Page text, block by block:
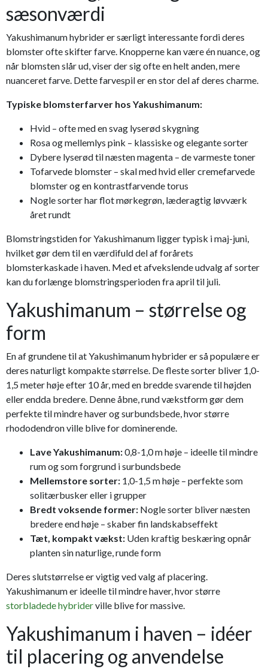
sæsonværdi
Yakushimanum hybrider er særligt interessante fordi deres
blomster ofte skifter farve. Knopperne kan være én nuance, og
når blomsten slår ud, viser der sig ofte en helt anden, mere
nuanceret farve. Dette farvespil er en stor del af deres charme.
Typiske blomsterfarver hos Yakushimanum:
Hvid – ofte med en svag lyserød skygning
Rosa og mellemlys pink – klassiske og elegante sorter
Dybere lyserød til næsten magenta – de varmeste toner
Tofarvede blomster – skal med hvid eller cremefarvede
blomster og en kontrastfarvende torus
Nogle sorter har flot mørkegrøn, læderagtig løvværk
året rundt
Blomstringstiden for Yakushimanum ligger typisk i maj-juni,
hvilket gør dem til en værdifuld del af forårets
blomsterkaskade i haven. Med et afvekslende udvalg af sorter
kan du forlænge blomstringsperioden fra april til juli.
Yakushimanum – størrelse og
form
En af grundene til at Yakushimanum hybrider er så populære er
deres naturligt kompakte størrelse. De fleste sorter bliver 1,0-
1,5 meter høje efter 10 år, med en bredde svarende til højden
eller endda bredere. Denne åbne, rund vækstform gør dem
perfekte til mindre haver og surbundsbede, hvor større
rhododendron ville blive for dominerende.
Lave Yakushimanum:0,8-1,0 m høje – ideelle til mindre
rum og som forgrund i surbundsbede
Mellemstore sorter: 1,0-1,5 m høje – perfekte som
solitærbusker eller i grupper
Bredt voksende former: Nogle sorter bliver næsten
bredere end høje – skaber fin landskabseffekt
Tæt, kompakt vækst: Uden kraftig beskæring opnår
planten sin naturlige, runde form
Deres slutstørrelse er vigtig ved valg af placering.
Yakushimanum er ideelle til mindre haver, hvor større
storbladede hybriderville blive for massive.
Yakushimanum i haven – idéer
til placering og anvendelse